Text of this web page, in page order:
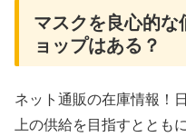
マスクを良心的
ョップはある？
ネット通販の在庫情報！
上の供給を目指すとともに